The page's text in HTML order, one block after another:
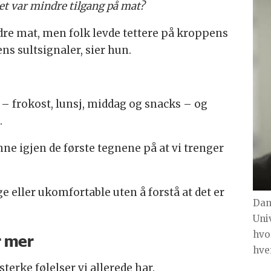
var mindre tilgang på mat?
mat, men folk levde tettere på kroppens
sultsignaler, sier hun.
frokost, lunsj, middag og snacks – og
igjen de første tegnene på at vi trenger
eller ukomfortable uten å forstå at det er
mer
følelser vi allerede har.